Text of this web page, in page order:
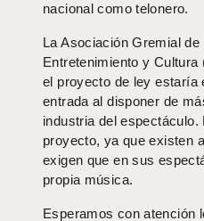
nacional como telonero.
La Asociación Gremial
Entretenimiento y
el proyecto de ley estaría
entrada al disponer de
industria del
proyecto, ya que existen
exigen que en sus
propia música.
Esperamos con atención